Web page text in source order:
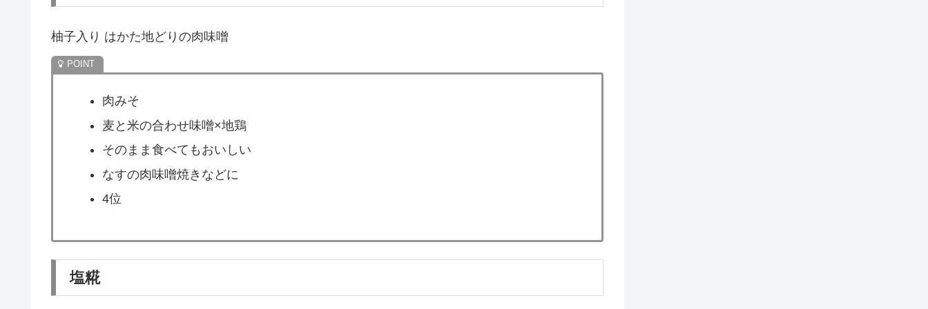
柚子入り はかた地どりの肉味噌
肉みそ
麦と米の合わせ味噌×地鶏
そのまま食べてもおいしい
なすの肉味噌焼きなどに
4位
塩糀